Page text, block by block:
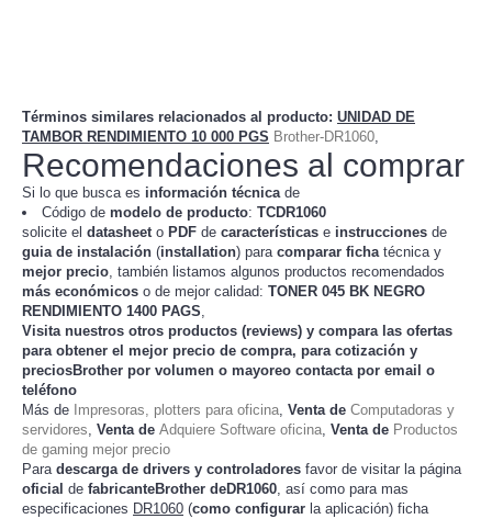
Términos similares relacionados al producto: UNIDAD DE
TAMBOR RENDIMIENTO 10 000 PGS Brother-DR1060
Recomendaciones al comprar
Si lo que busca es información técnica de
Código de modelo de producto: TCDR1060
solicite el datasheet o PDF de características e instrucciones de
guia de instalación (installation) para comparar ficha técnica y
mejor precio , también listamos algunos productos recomendados
más económicos o de mejor calidad: TONER 045 BK NEGRO
RENDIMIENTO 1400 PAGS
Visita nuestros otros productos (reviews) y compara las ofertas
para obtener el mejor precio de compra, para cotización y
preciosBrother por volumen o mayoreo contacta por email o
teléfono
Más de Impresoras, plotters para oficina Venta de Computadoras y
servidores Venta de Adquiere Software oficina Venta de Productos
de gaming mejor precio
Para descarga de drivers y controladores favor de visitar la página
oficial de fabricanteBrother deDR1060 , así como para mas
especificaciones DR1060 (como configurar la aplicación) ficha